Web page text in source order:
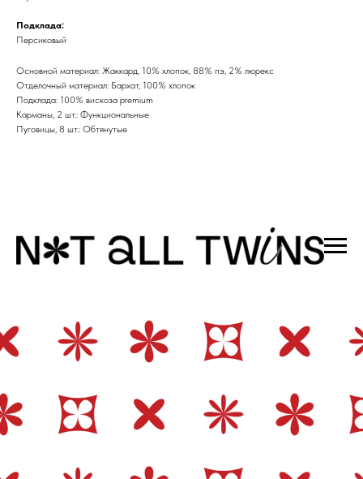
Подклада:
Персиковый
Основной материал: Жаккард, 10% хлопок, 88% пэ, 2% люрекс
Отделочный материал: Бархат, 100% хлопок
Подклада: 100% вискоза premium
Карманы, 2 шт.: Функциональные
Пуговицы, 8 шт.: Обтянутые